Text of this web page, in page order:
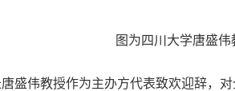
图为四川大学唐盛
盛伟教授作为主办方代表致欢迎辞，